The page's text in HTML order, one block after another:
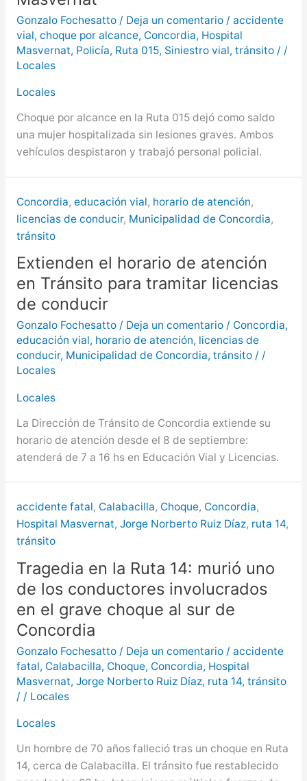
Gonzalo Fochesatto / Deja un comentario / accidente
vial, choque por alcance, Concordia, Hospital
Masvernat, Policía, Ruta 015, Siniestro vial, tránsito/ /
Locales
Locales
Choque por alcance en la Ruta 015 dejó como saldo
una mujer hospitalizada sin lesiones graves. Ambos
vehículos despistaron y trabajó personal policial.
Concordia, educación vial, horario de atención,
licencias de conducir, Municipalidad de Concordia,
tránsito
Extienden el horario de atención
en Tránsito para tramitar licencias
de conducir
Gonzalo Fochesatto / Deja un comentario / Concordia,
educación vial, horario de atención, licencias de
conducir, Municipalidad de Concordia, tránsito/ /
Locales
Locales
La Dirección de Tránsito de Concordia extiende su
horario de atención desde el 8 de septiembre:
atenderá de 7 a 16 hs en Educación Vial y Licencias.
accidente fatal, Calabacilla, Choque, Concordia,
Hospital Masvernat, Jorge Norberto Ruiz Díaz, ruta 14,
tránsito
Tragedia en la Ruta 14: murió uno
de los conductores involucrados
en el grave choque al sur de
Concordia
Gonzalo Fochesatto / Deja un comentario / accidente
fatal, Calabacilla, Choque, Concordia, Hospital
Masvernat, Jorge Norberto Ruiz Díaz, ruta 14, tránsito
/ / Locales
Locales
Un hombre de 70 años falleció tras un choque en Ruta
14, cerca de Calabacilla. El tránsito fue restablecido